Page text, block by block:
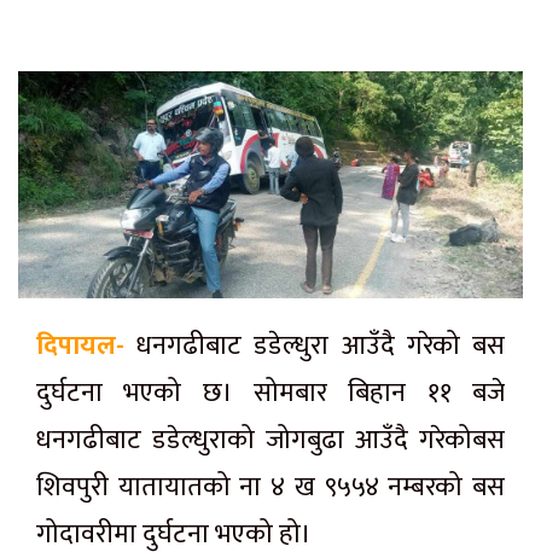
दिपायल- धनगढीबाट डडेल्धुरा आउँदै गरेको बस
दुर्घटना भएको छ। सोमबार बिहान ११ बजे
धनगढीबाट डडेल्धुराको जोगबुढा आउँदै गरेकोबस
शिवपुरी यातायातको ना ४ ख ९५५४ नम्बरको बस
गोदावरीमा दुर्घटना भएको हो।